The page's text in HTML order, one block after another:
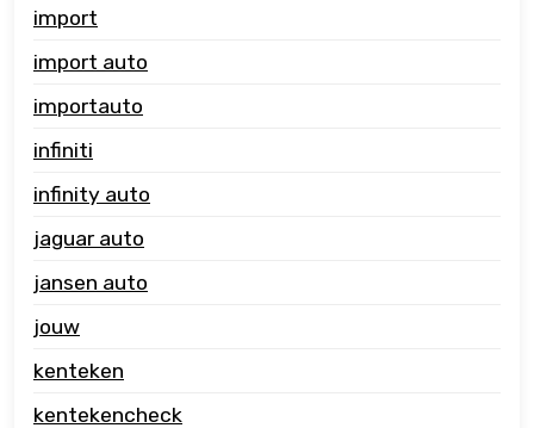
import
import auto
importauto
infiniti
infinity auto
jaguar auto
jansen auto
jouw
kenteken
kentekencheck